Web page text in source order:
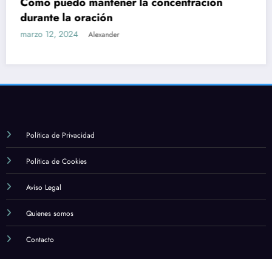
estudio en la fe católica
marzo 12, 2024 Alexander